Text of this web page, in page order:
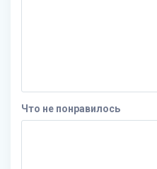
Что не понравилось